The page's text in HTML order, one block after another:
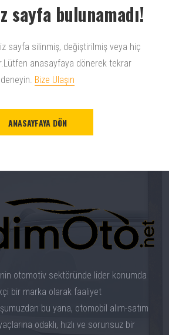
sayfa bulunamadı!
sayfa silinmiş, değiştirilmiş veya hiç
anasayfaya dönerek tekrar
deneyin. Bize Ulaşın
ANASAYFAYA DÖN
otomotiv sektöründe lider konumda
bir marka olarak faaliyet
bu yana, otomobil alım-satım
odaklı, hızlı ve sorunsuz bir